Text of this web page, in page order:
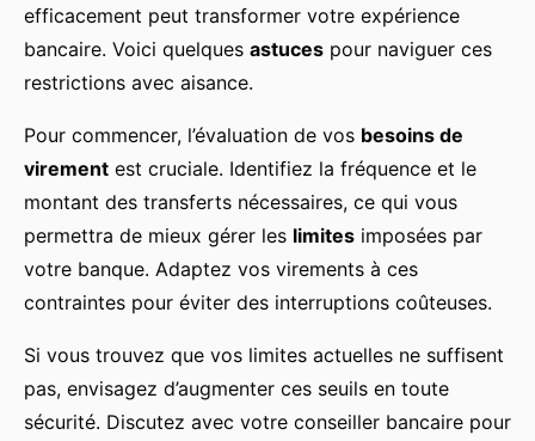
efficacement peut transformer votre expérience
bancaire. Voici quelques astuces pour naviguer ces
restrictions avec aisance.
Pour commencer, l’évaluation de vos besoins de
virement est cruciale. Identifiez la fréquence et le
montant des transferts nécessaires, ce qui vous
permettra de mieux gérer les limites imposées par
votre banque. Adaptez vos virements à ces
contraintes pour éviter des interruptions coûteuses.
Si vous trouvez que vos limites actuelles ne suffisent
pas, envisagez d’augmenter ces seuils en toute
sécurité. Discutez avec votre conseiller bancaire pour